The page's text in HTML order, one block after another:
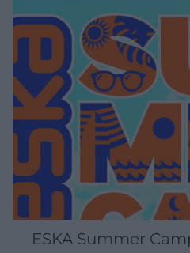
ESKA Summer